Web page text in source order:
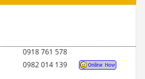
0918 761 578
0982 014 139